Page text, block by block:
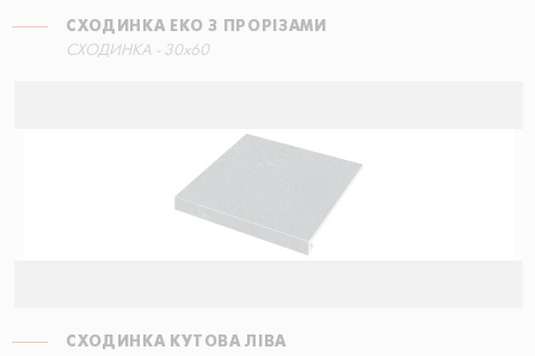
СХОДИНКА ЕКО З ПРОРІЗАМИ
СХОДИНКА - 30x60
СХОДИНКА КУТОВА ЛІВА
СХОДИНКА КУТОВА ЛІВА
60x34,5
СХОДИНКА ПРЯМА